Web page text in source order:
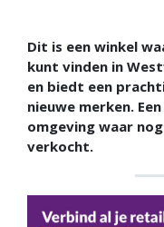
Dit is een winkel
kunt vinden in
en biedt een
nieuwe merken.
omgeving waar
verkocht.